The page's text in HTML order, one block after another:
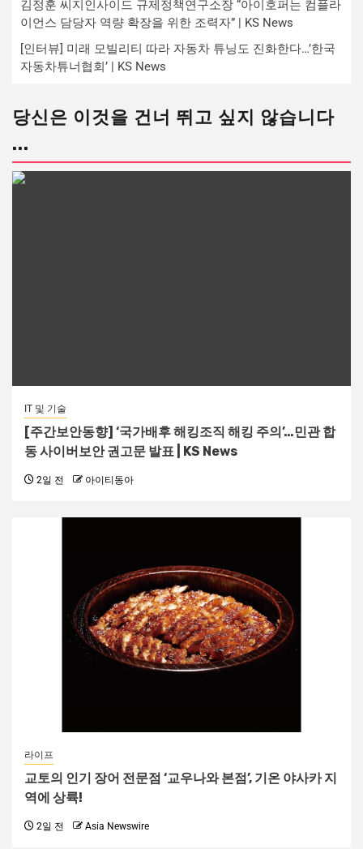
김정훈 씨지인사이드 규제정책연구소장 “아이호퍼는 컴플라
이언스 담당자 역량 확장을 위한 조력자” | KS News
[인터뷰] 미래 모빌리티 따라 자동차 튜닝도 진화한다…’한국
자동차튜너협회’ | KS News
당신은 이것을 건너 뛰고 싶지 않습니다
...
IT 및 기술
[주간보안동향] ‘국가배후 해킹조직 해킹 주의’…민관 합
동 사이버보안 권고문 발표 | KS News
2일 전 아이티동아
라이프
교토의 인기 장어 전문점 ‘교우나와 본점’, 기온 야사카 지
역에 상륙!
2일 전 Asia Newswire